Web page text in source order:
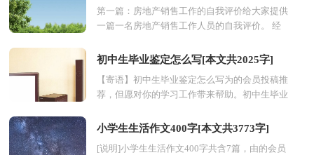
第一篇：房地产销售工作的自我评价给大家提供
一篇一名房地产销售工作人员的自我评价。 经
一名合...
初中生毕业鉴定怎么写[本文共2025字]
【寄语】初中生毕业鉴定怎么写为的会员投稿推
荐，但愿对你的学习工作带来帮助。初中生毕业
么写呢?...
小学生生活作文400字[本文共3773字]
[说明]小学生生活作文400字共含7篇，由的会员